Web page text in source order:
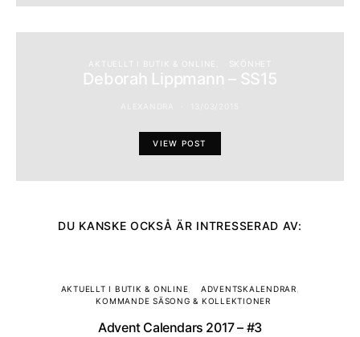
AKTUELLT I BUTIK & ONLINE SKÖNHET
Deborah Lippmann – SS15
VIEW POST
DU KANSKE OCKSÅ ÄR INTRESSERAD AV:
AKTUELLT I BUTIK & ONLINE
ADVENTSKALENDRAR
KOMMANDE SÄSONG & KOLLEKTIONER
Advent Calendars 2017 – #3